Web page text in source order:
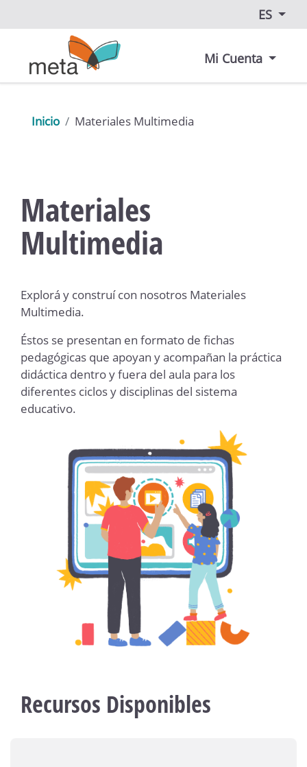
ES
Mi Cuenta
Inicio Materiales Multimedia
Materiales
Multimedia
Explorá y construí con nosotros Materiales
Multimedia.
Éstos se presentan en formato de fichas
pedagógicas que apoyan y acompañan la práctica
didáctica dentro y fuera del aula para los
diferentes ciclos y disciplinas del sistema
educativo.
Recursos Disponibles